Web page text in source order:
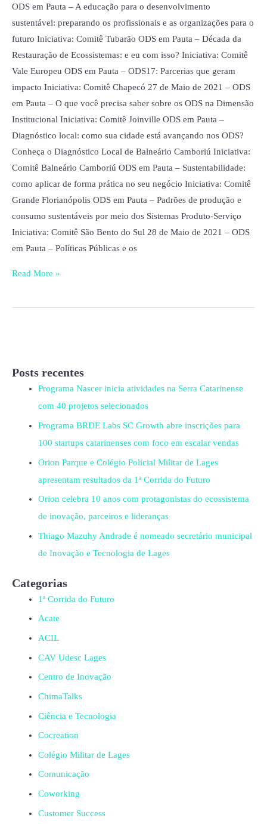
ODS em Pauta – A educação para o desenvolvimento
sustentável: preparando os profissionais e as organizações para o
futuro Iniciativa: Comitê Tubarão ODS em Pauta – Década da
Restauração de Ecossistemas: e eu com isso? Iniciativa: Comitê
Vale Europeu ODS em Pauta – ODS17: Parcerias que geram
impacto Iniciativa: Comitê Chapecó 27 de Maio de 2021 – ODS
em Pauta – O que você precisa saber sobre os ODS na Dimensão
Institucional Iniciativa: Comitê Joinville ODS em Pauta –
Diagnóstico local: como sua cidade está avançando nos ODS?
Conheça o Diagnóstico Local de Balneário Camboriú Iniciativa:
Comitê Balneário Camboriú ODS em Pauta – Sustentabilidade:
como aplicar de forma prática no seu negócio Iniciativa: Comitê
Grande Florianópolis ODS em Pauta – Padrões de produção e
consumo sustentáveis por meio dos Sistemas Produto-Serviço
Iniciativa: Comitê São Bento do Sul 28 de Maio de 2021 – ODS
em Pauta – Políticas Públicas e os
Read More »
Posts recentes
Programa Nascer inicia atividades na Serra Catarinense
com 40 projetos selecionados
Programa BRDE Labs SC Growth abre inscrições para
100 startups catarinenses com foco em escalar vendas
Orion Parque e Colégio Policial Militar de Lages
apresentam resultados da 1ª Corrida do Futuro
Orion celebra 10 anos com protagonistas do ecossistema
de inovação, parceiros e lideranças
Thiago Mazuhy Andrade é nomeado secretário municipal
de Inovação e Tecnologia de Lages
Categorias
1ª Corrida do Futuro
Acate
ACIL
CAV Udesc Lages
Centro de Inovação
ChimaTalks
Ciência e Tecnologia
Cocreation
Colégio Militar de Lages
Comunicação
Coworking
Customer Success